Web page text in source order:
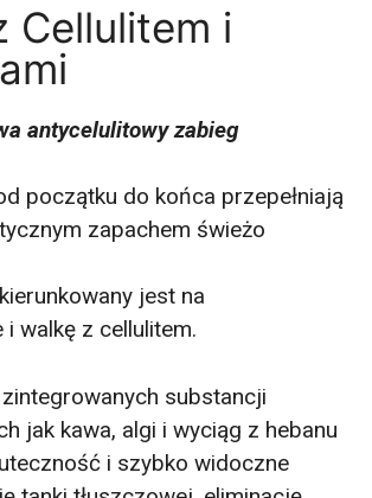
gdzie egzosomy i senolityki zawarte w
kosmetykach w połączeniu z mezterapią
mikroigłowa biostymulują i regenerują skórę,
Cellulitem i
antycelulitowy zabieg
początku do końca przepełniają
zapachem świeżo
jest na
walkę z cellulitem.
substancji
jak kawa, algi i wyciąg z hebanu
i szybko widoczne